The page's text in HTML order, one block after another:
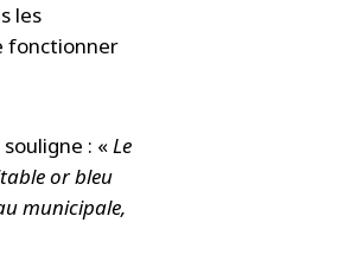
les
fonctionner
: «Le
or bleu
municipale,